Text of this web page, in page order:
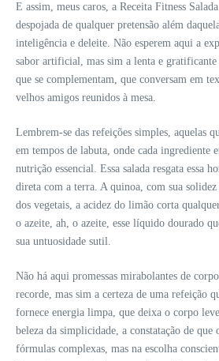
E assim, meus caros, a Receita Fitness
despojada de qualquer pretensão além
inteligência e deleite. Não esperem aqui a
sabor artificial, mas sim a lenta e gratificante
que se complementam, que conversam em
velhos amigos reunidos à mesa.
Lembrem-se das refeições simples, aquelas
em tempos de labuta, onde cada ingrediente
nutrição essencial. Essa salada resgata essa
direta com a terra. A quinoa, com sua
dos vegetais, a acidez do limão corta
o azeite, ah, o azeite, esse líquido dourado
sua untuosidade sutil.
Não há aqui promessas mirabolantes de
recorde, mas sim a certeza de uma refeição
fornece energia limpa, que deixa o corpo
beleza da simplicidade, a constatação de que
fórmulas complexas, mas na escolha